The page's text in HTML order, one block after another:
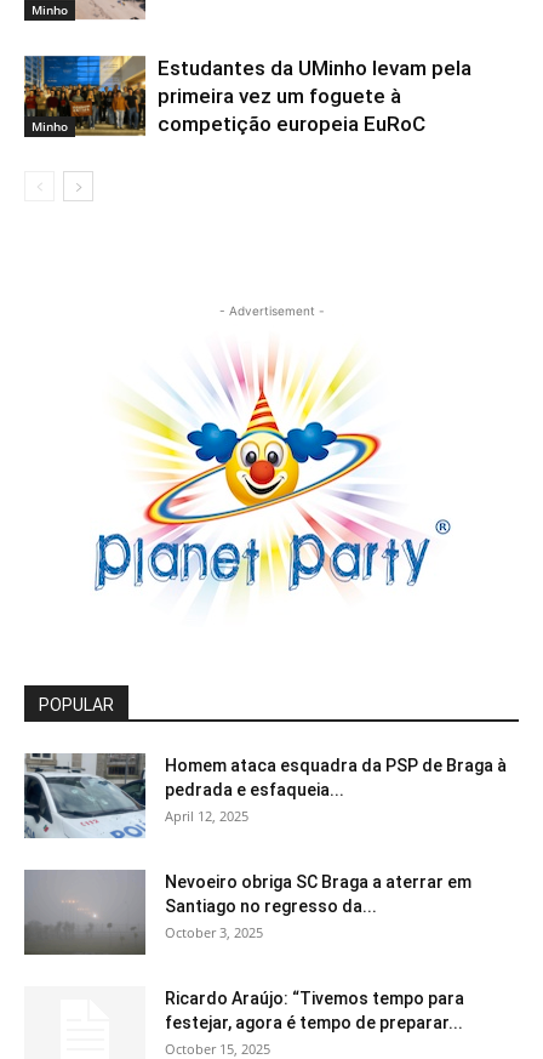
Minho
Minho
Estudantes da UMinho levam pela
primeira vez um foguete à
competição europeia EuRoC
- Advertisement -
POPULAR
Homem ataca esquadra da PSP de Braga à
pedrada e esfaqueia...
April 12, 2025
Nevoeiro obriga SC Braga a aterrar em
Santiago no regresso da...
October 3, 2025
Ricardo Araújo: “Tivemos tempo para
festejar, agora é tempo de preparar...
October 15, 2025